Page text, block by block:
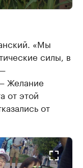
«Мы
силы, в
Желание
от этой
от